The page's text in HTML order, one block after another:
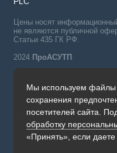
Мы используем файлы
сохранения
посетителей сайта.
обработку
«Принять», если даете
Цены носят
не являются публичной
Статьи 435 ГК РФ.
2024 ПроАСУТП
Simatic в России тел.:
+7 (342) 273-82-09
Будни, с 09.00 до 19.00